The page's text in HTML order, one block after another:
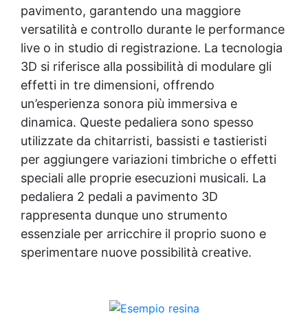
pavimento, garantendo una maggiore
versatilità e controllo durante le performance
live o in studio di registrazione. La tecnologia
3D si riferisce alla possibilità di modulare gli
effetti in tre dimensioni, offrendo
un’esperienza sonora più immersiva e
dinamica. Queste pedaliera sono spesso
utilizzate da chitarristi, bassisti e tastieristi
per aggiungere variazioni timbriche o effetti
speciali alle proprie esecuzioni musicali. La
pedaliera 2 pedali a pavimento 3D
rappresenta dunque uno strumento
essenziale per arricchire il proprio suono e
sperimentare nuove possibilità creative.